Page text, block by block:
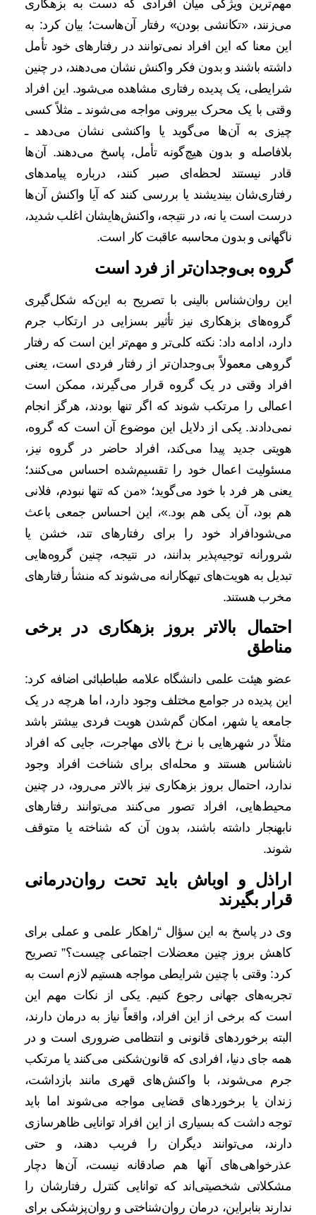
مهم‌ترین ویژگی میان افرادی که دست به بزهکاری
می‌زنند، «تکانشی بودن» رفتار آن‌هاست؛ بیان کرد: به
این معنا که این افراد نمی‌توانند در رفتارهای خود تأمل
داشته باشند و بدون فکر واکنش نشان می‌دهند، در چنین
شرایطی، یک پدیده رفتاری مشاهده می‌شود. این افراد
وقتی با یک محرک بیرونی مواجه می‌شوند ـ مثلاً کسی
چیزی به آن‌ها می‌گوید یا واکنشی نشان می‌دهد ـ
بلافاصله و بدون هیچ‌گونه تأمل، پاسخ می‌دهند. آن‌ها
قادر نیستند لحظه‌ای صبر کنند، درباره پیامدهای
رفتاری‌شان بیندیشند یا بررسی کنند که آیا واکنش آن‌ها
درست است یا نه، در نتیجه، واکنش‌هایشان اغلب شدید،
ناگهانی و بدون محاسبه عاقبت کار است.
گروه بی‌وجدان‌تر از فرد است
این روان‌شناس بالینی با تصریح به این‌که شکل‌گیری
گروه‌‌های بزهکاری نیز تأثیر بسزایی در ارتکاب جرم
دارد، ادامه داد: نکته کلی‌تر و مهم‌تر این است که رفتار
گروهی معمولاً بی‌وجدان‌تر از رفتار فردی است، یعنی
افراد وقتی در یک گروه قرار می‌گیرند، ممکن است
اعمالی را مرتکب شوند که اگر تنها بودند، هرگز انجام
نمی‌دادند. یکی از دلایل این موضوع آن است که گروه،
هویتی جدید پیدا می‌کند، افراد حاضر در گروه نیز،
مسئولیت اعمال خود را تقسیم‌شده احساس می‌کنند؛
یعنی هر فرد با خود می‌گوید؛ «من که تنها نبودم، فلانی
هم بود، آن یکی هم بود.»، این احساس جمعی باعث
می‌شودافراد خود را برای رفتارهای تند، خشن یا
شرورانه توجیه‌پذیر بدانند، در نتیجه، چنین گروه‌هایی
تبدیل به هویت‌های تبهکارانه می‌شوند که منشأ رفتارهای
مخرب هستند.
احتمال بالاتر بروز بزهکاری در برخی
مناطق
عضو هیئت علمی دانشگاه علامه طباطبائی اضافه کرد:
این پدیده در جوامع مختلف وجود دارد، اما هرچه در یک
جامعه یا شهر، امکان گم‌شدن هویت فردی بیشتر باشد
مثلاً در شهرهایی با نرخ بالای مهاجرت، جایی که افراد
ناشناس هستند و محله‌ای برای شناخت افراد وجود
ندارد، احتمال بروز بزهکاری نیز بالاتر می‌رود، در چنین
محیط‌هایی، افراد تصور می‌کنند می‌توانند رفتارهای
نابهنجار داشته باشند، بدون آن که شناخته یا متوقف
شوند.
اراذل و اوباش باید تحت روان‌درمانی
قرار بگیرند
وی در پاسخ به این سؤال “راهکار علمی و عملی برای
کاهش بروز چنین معضلات اجتماعی چیست؟” تصریح
کرد: وقتی با چنین شرایطی مواجه هستیم لازم است به
تجربه‌های جهانی رجوع کنیم. یکی از نکات مهم این
است که برخی از این افراد، واقعاً نیاز به درمان دارند،
البته برخوردهای قانونی و انتظامی ضروری است و در
همه جای دنیا، افرادی که قانون‌شکنی می‌کنند یا مرتکب
جرم می‌شوند، با واکنش‌های قهری مانند بازداشت،
زندان یا برخوردهای قضایی مواجه می‌شوند اما باید
توجه داشت که بسیاری از این افراد توانایی ظاهرسازی
دارند، می‌توانند دیگران را فریب دهند، و حتی
عذرخواهی‌های آنها هم صادقانه نیست، آن‌ها دچار
مشکلاتی شخصیتی‌اند که توانایی کنترل رفتارشان را
ندارند بنابراین، درمان روان‌شناختی و روان‌پزشکی برای